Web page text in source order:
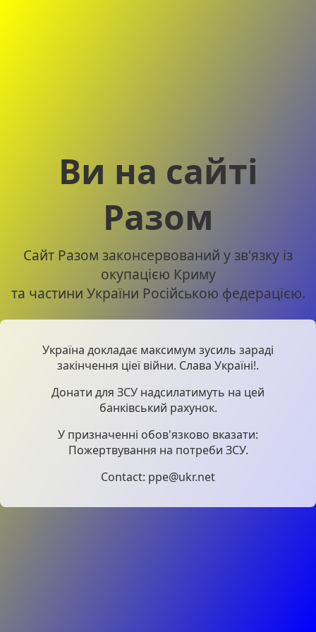
Ви на сайті
Разом
Сайт Разом законсервований у зв'язку із
окупацією Криму
та частини України Російською федерацією.
Україна докладає максимум зусиль зараді
закінчення ціеї війни. Слава Україні!.
Донати для ЗСУ надсилатимуть на цей
банківський рахунок.
У призначенні обов'язково вказати:
Пожертвування на потреби ЗСУ.
Contact: ppe@ukr.net